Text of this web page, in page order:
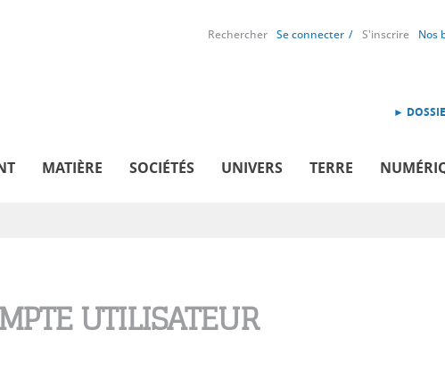
Rechercher Se connecter S'inscrire Nos
►
MATIÈRE SOCIÉTÉS UNIVERS TERRE
UTILISATEUR